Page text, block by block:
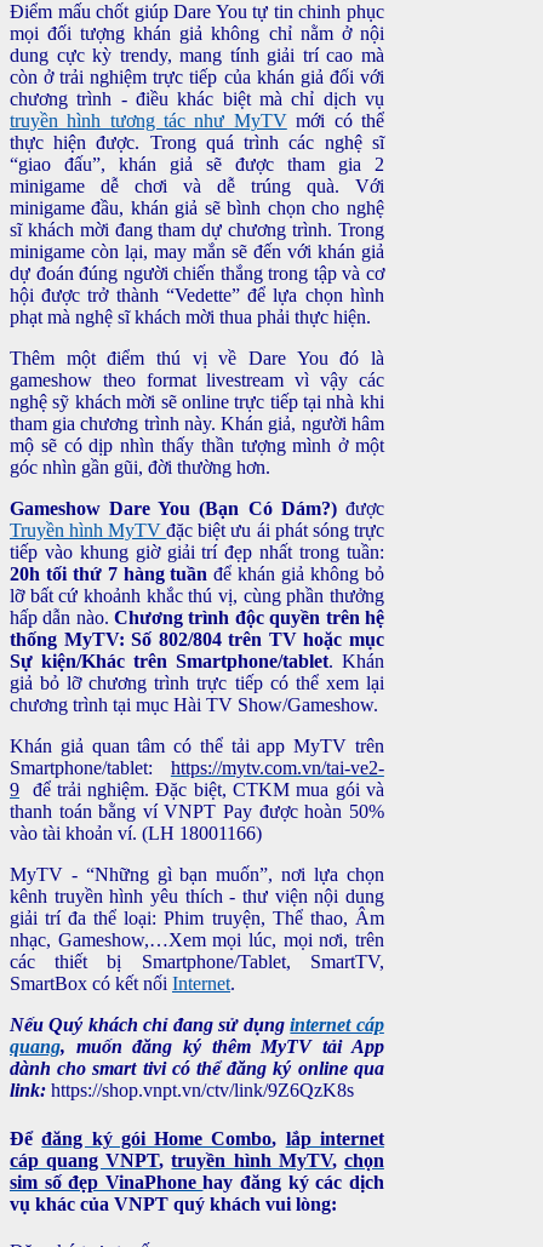
Điểm mấu chốt giúp Dare You tự tin chinh phục
mọi đối tượng khán giả không chỉ nằm ở nội
dung cực kỳ trendy, mang tính giải trí cao mà
còn ở trải nghiệm trực tiếp của khán giả đối với
chương trình - điều khác biệt mà chỉ dịch vụ
truyền hình tương tác như MyTVmới có thể
thực hiện được. Trong quá trình các nghệ sĩ
“giao đấu”, khán giả sẽ được tham gia 2
minigame dễ chơi và dễ trúng quà. Với
minigame đầu, khán giả sẽ bình chọn cho nghệ
sĩ khách mời đang tham dự chương trình. Trong
minigame còn lại, may mắn sẽ đến với khán giả
dự đoán đúng người chiến thắng trong tập và cơ
hội được trở thành “Vedette” để lựa chọn hình
phạt mà nghệ sĩ khách mời thua phải thực hiện.
Thêm một điểm thú vị về Dare You đó là
gameshow theo format livestream vì vậy các
nghệ sỹ khách mời sẽ online trực tiếp tại nhà khi
tham gia chương trình này. Khán giả, người hâm
mộ sẽ có dịp nhìn thấy thần tượng mình ở một
góc nhìn gần gũi, đời thường hơn.
Gameshow Dare You (Bạn Có Dám?)được
Truyền hình MyTVđặc biệt ưu ái phát sóng trực
tiếp vào khung giờ giải trí đẹp nhất trong tuần:
20h tối thứ 7 hàng tuần để khán giả không bỏ
lỡ bất cứ khoảnh khắc thú vị, cùng phần thưởng
hấp dẫn nào.Chương trình độc quyền trên hệ
thống MyTV: Số 802/804 trên TV hoặc mục
Sự kiện/Khác trên Smartphone/tablet. Khán
giả bỏ lỡ chương trình trực tiếp có thể xem lại
chương trình tại mục Hài TV Show/Gameshow.
Khán giả quan tâm có thể tải app MyTV trên
Smartphone/tablet: https://mytv.com.vn/tai-ve2-
9 để trải nghiệm. Đặc biệt, CTKM mua gói và
thanh toán bằng ví VNPT Pay được hoàn 50%
vào tài khoản ví. (LH 18001166)
MyTV - “Những gì bạn muốn”, nơi lựa chọn
kênh truyền hình yêu thích - thư viện nội dung
giải trí đa thể loại: Phim truyện, Thể thao, Âm
nhạc, Gameshow,…Xem mọi lúc, mọi nơi, trên
các thiết bị Smartphone/Tablet, SmartTV,
SmartBox có kết nối Internet.
Nếu Quý khách chỉ đang sử dụnginternet cáp
quang, muốn đăng ký thêm MyTV tải App
dành cho smart tivi có thể đăng ký online qua
link: https://shop.vnpt.vn/ctv/link/9Z6QzK8s
Đểđăng ký gói Home Combo, lắp internet
cáp quang VNPT,truyền hình MyTV, chọn
sim số đẹp VinaPhonehay đăng ký các dịch
vụ khác của VNPT quý khách vui lòng: